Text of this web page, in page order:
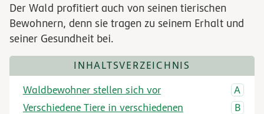
Der Wald profitiert auch von seinen tierischen
Bewohnern, denn sie tragen zu seinem Erhalt und
seiner Gesundheit bei.
INHALTSVERZEICHNIS
Waldbewohner stellen sich vor
Verschiedene Tiere in verschiedenen